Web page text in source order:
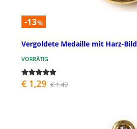
-13%
Vergoldete Medaille mit Harz-
VORRÄTIG
€ 1,29 € 1,49